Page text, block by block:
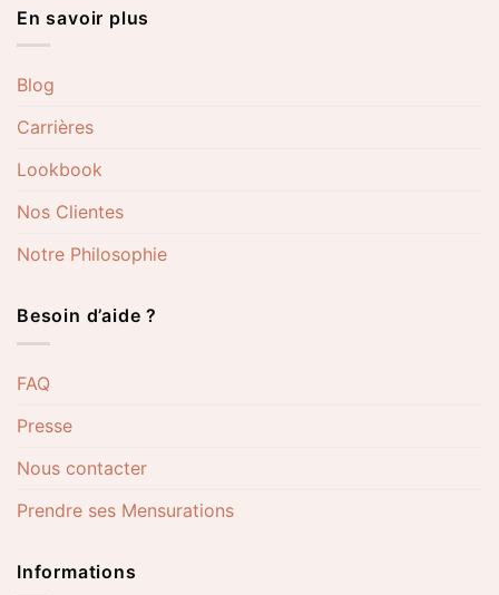
En savoir plus
Blog
Carrières
Lookbook
Nos Clientes
Notre Philosophie
Besoin d’aide ?
FAQ
Presse
Nous contacter
Prendre ses Mensurations
Informations